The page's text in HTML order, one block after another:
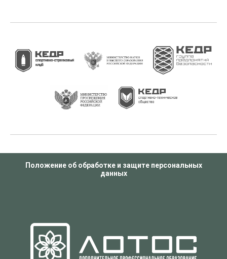
Положение об обработке и защите персональных
данных